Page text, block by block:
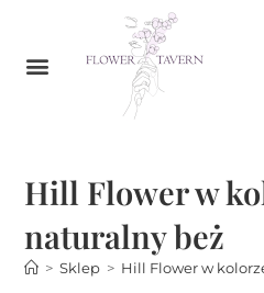
Hill Flower w
naturalny beż
> Sklep > Hill Flower w